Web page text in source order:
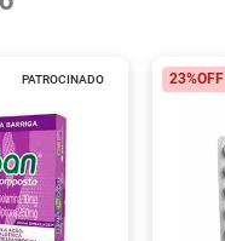
PATROCINADO 23%OFF